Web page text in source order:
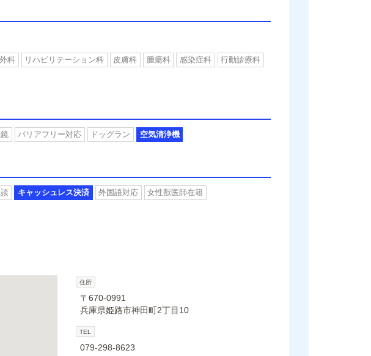
科 リハビリテーション科 皮膚科 腫瘍科 感染症科
行動診療科
バリアフリー対応 ドッグラン 空気清浄機
キャッシュレス決済 外国語対応
女性獣医師在籍
住所
〒670-0991
兵庫県姫路市神田町2丁目10
TEL
079-298-8623